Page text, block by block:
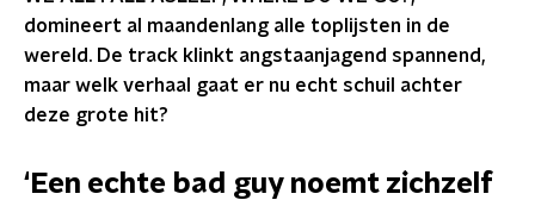
domineert al maandenlang alle toplijsten in de
wereld. De track klinkt angstaanjagend spannend,
maar welk verhaal gaat er nu echt schuil achter
deze grote hit?
‘Een echte bad guy noemt zichzelf